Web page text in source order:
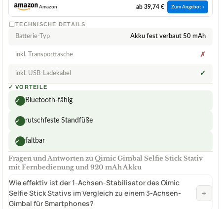
Amazon ab 39,74 € Zum Angebot »
TECHNISCHE DETAILS
Batterie-Typ Akku fest verbaut 50 mAh
inkl. Transporttasche ✗
inkl. USB-Ladekabel ✓
✓ VORTEILE
✓ Bluetooth-fähig
✓ rutschfeste Standfüße
✓ faltbar
Fragen und Antworten zu Qimic Gimbal Selfie Stick Stativ
mit Fernbedienung und 920 mAh Akku
Wie effektiv ist der 1-Achsen-Stabilisator des Qimic
Selfie Stick Stativs im Vergleich zu einem 3-Achsen-
Gimbal für Smartphones?
+